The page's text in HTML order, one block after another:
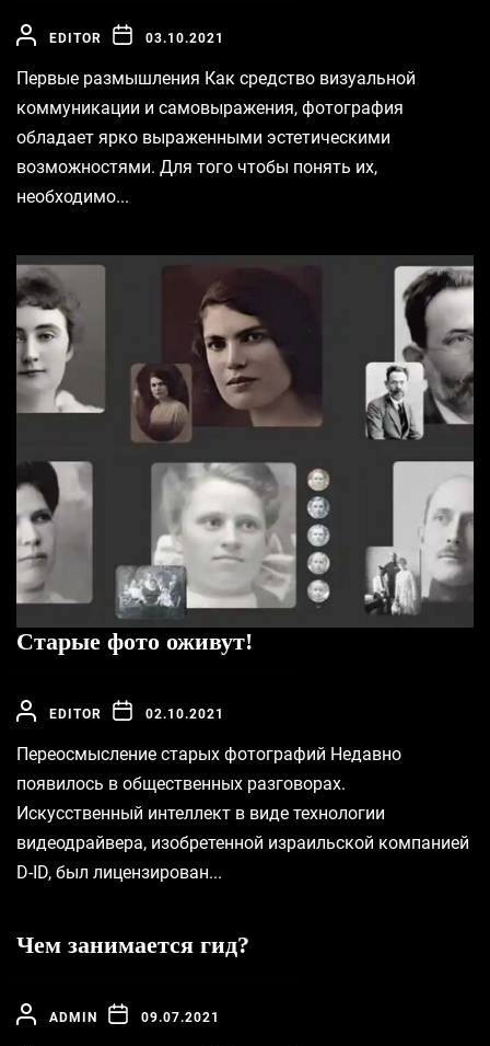
EDITOR 03.10.2021
Первые размышления Как средство визуальной
коммуникации и самовыражения, фотография
обладает ярко выраженными эстетическими
возможностями. Для того чтобы понять их,
необходимо...
Старые фото оживут!
EDITOR 02.10.2021
Переосмысление старых фотографий Недавно
появилось в общественных разговорах.
Искусственный интеллект в виде технологии
видеодрайвера, изобретенной израильской компанией
D-ID, был лицензирован...
Чем занимается гид?
ADMIN 09.07.2021